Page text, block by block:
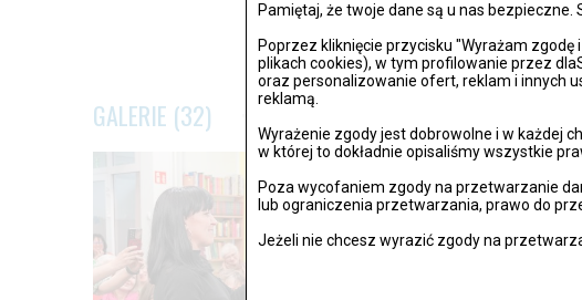
Pamiętaj, że twoje dane są u nas
Poprzez kliknięcie przycisku "Wyrażam
plikach cookies), w tym profilowanie przez
oraz personalizowanie ofert, reklam i innych
reklamą.
Wyrażenie zgody jest dobrowolne i w każdej
w której to dokładnie opisaliśmy wszystkie
Poza wycofaniem zgody na przetwarzanie
lub ograniczenia przetwarzania, prawo do
Jeżeli nie chcesz wyrazić zgody na
POKAŻ
GALERIE (32)